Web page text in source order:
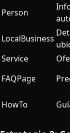
Person
LocalBusiness
Service
FAQPage
HowTo